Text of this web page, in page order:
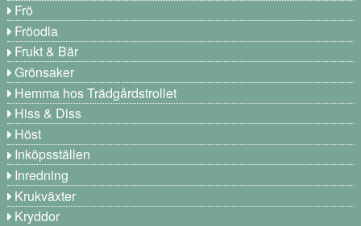
Frö
Fröodla
Frukt & Bär
Grönsaker
Hemma hos Trädgårdstrollet
Hiss & Diss
Höst
Inköpsställen
Inredning
Krukväxter
Kryddor